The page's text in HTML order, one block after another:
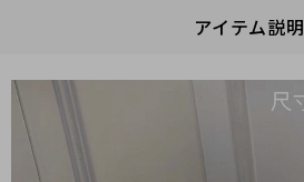
アイテム説明